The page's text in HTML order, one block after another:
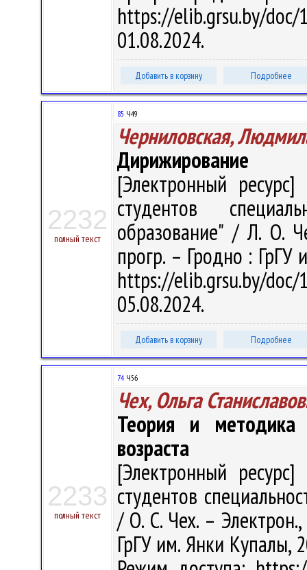
https://elib.grsu.by/
01.08.2024.
Добавить в корзину Подробнее
2232
полный текст
85 Ч49
Черниловская,
Дирижирование
[Электронный
студентов
образование" / Л. О.
прогр. – Гродно :
https://elib.grsu.by/
05.08.2024.
Добавить в корзину Подробнее
2233
полный текст
74 Ч56
Чех, Ольга
Теория и методика
возраста
[Электронный
студентов
/ О. С. Чех. –
ГрГУ им. Янки Купалы,